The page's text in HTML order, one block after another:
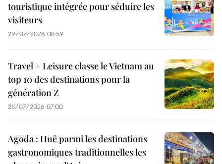
touristique intégrée pour séduire les
visiteurs
29/07/2026 08:59
Travel + Leisure classe le Vietnam au
top 10 des destinations pour la
génération Z
28/07/2026 07:00
Agoda : Huê parmi les destinations
gastronomiques traditionnelles les